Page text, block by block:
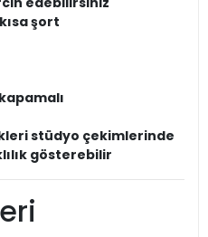
şort
stüdyo çekimlerinde
gösterebilir